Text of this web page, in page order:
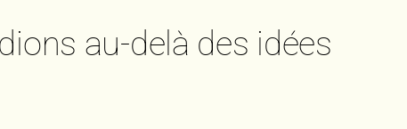
au-delà des idées